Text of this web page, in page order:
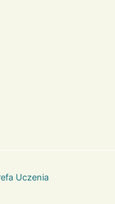
Uczenia